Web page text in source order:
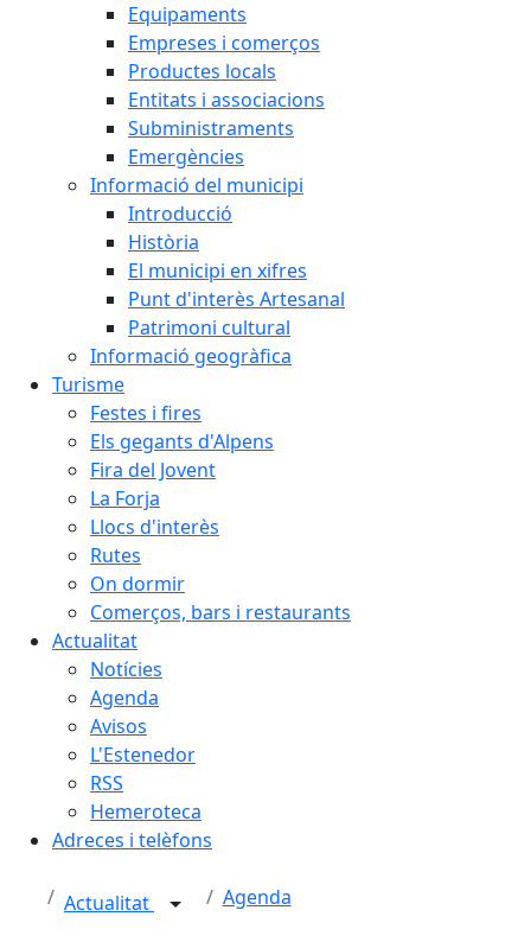
Equipaments
Empreses i comerços
Productes locals
Entitats i associacions
Subministraments
Emergències
Informació del municipi
Introducció
Història
El municipi en xifres
Punt d'interès Artesanal
Patrimoni cultural
Informació geogràfica
Turisme
Festes i fires
Els gegants d'Alpens
Fira del Jovent
La Forja
Llocs d'interès
Rutes
On dormir
Comerços, bars i restaurants
Actualitat
Notícies
Agenda
Avisos
L'Estenedor
RSS
Hemeroteca
Adreces i telèfons
Actualitat Agenda